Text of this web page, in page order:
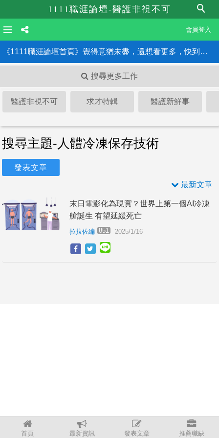
1111職涯論壇-醫護非視不可
會員登入
《1111職涯論壇首頁》覺得意猶未盡，還想看更多，快到職涯論壇首頁！！
搜尋更多工作
醫護非視不可 求才特輯 醫護新鮮事
首頁 最新資訊 發表文章 推薦職缺
搜尋主題-人體冷凍保存技術
發表文章
最新文章
末日電影化為現實？世界上第一個AI冷凍
艙誕生 有望延緩死亡
拉拉佐編 851 2025/1/16